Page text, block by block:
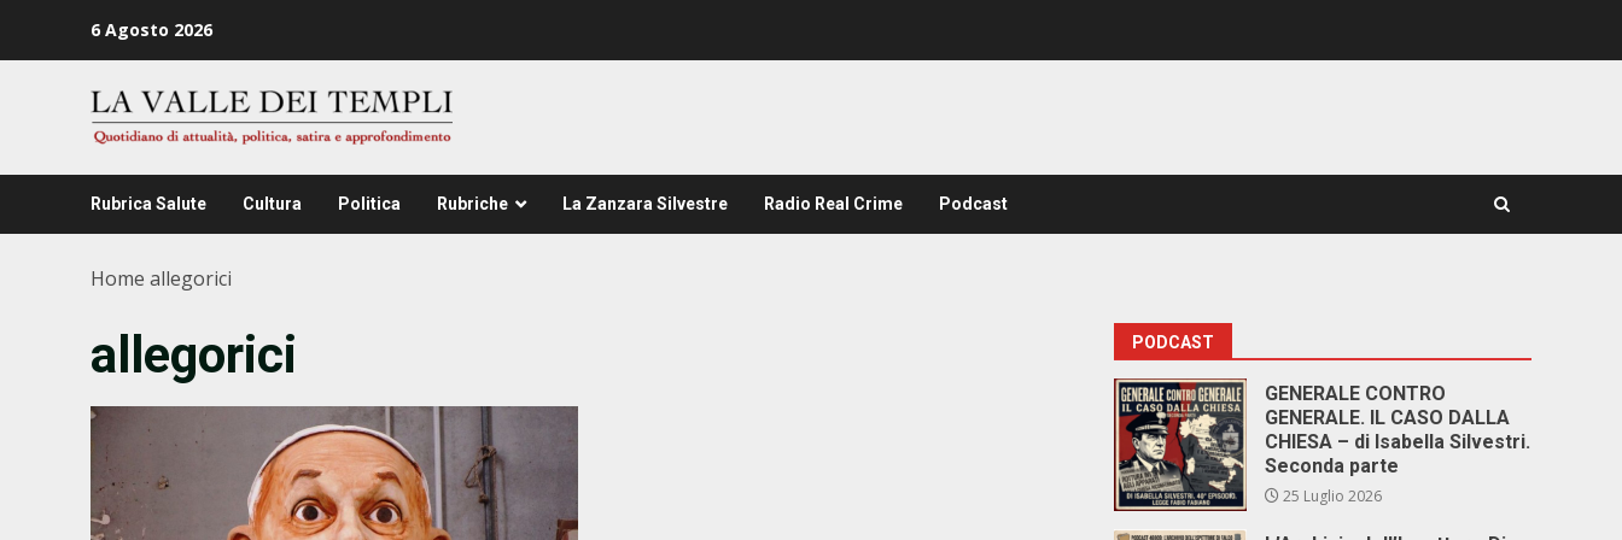
6 Agosto 2026
Rubrica Salute Cultura Politica Rubriche La Zanzara Silvestre Radio Real Crime Podcast
Home allegorici
allegorici PODCAST
GENERALE CONTRO
GENERALE. IL CASO DALLA
CHIESA – di Isabella Silvestri.
Seconda parte
25 Luglio 2026